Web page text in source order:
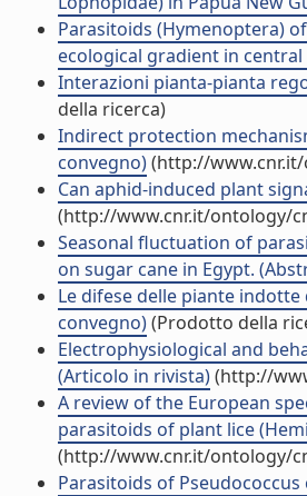
Parasitoids (Hymenoptera)
ecological gradient in
Interazioni pianta-pianta
della ricerca)
Indirect protection
convegno)(http://
Can aphid-induced plant
(http://www.cnr.it/ontology/
Seasonal fluctuation of
on sugar cane in Egypt.
Le difese delle piante
convegno)(Prodotto della
Electrophysiological and
(Articolo in rivista)(http://
A review of the European
parasitoids of plant lice
(http://www.cnr.it/ontology/
Parasitoids of